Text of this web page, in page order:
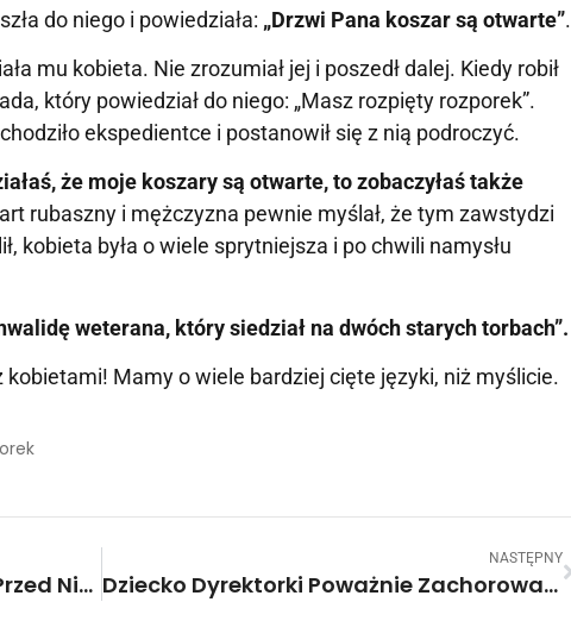
do niego i powiedziała: „Drzwi Pana koszar są otwarte”.
mu kobieta. Nie zrozumiał jej i poszedł dalej. Kiedy robił
który powiedział do niego: „Masz rozpięty rozporek”.
ekspedientce i postanowił się z nią podroczyć.
że moje koszary są otwarte, to zobaczyłaś także
rubaszny i mężczyzna pewnie myślał, że tym zawstydzi
kobieta była o wiele sprytniejsza i po chwili namysłu
weterana, który siedział na dwóch starych torbach”.
Mamy o wiele bardziej cięte języki, niż myślicie.
Zwyzywała Kierowcę Jadącego Przed Nią. Nie Mogła Się Spodziewać Tego, Co Stało Się Później.
NASTĘPNY
Dziecko Dyrektorki Poważnie Zachorowało. Reakcja Uczniów Szkoły Była Natychmiastowa.